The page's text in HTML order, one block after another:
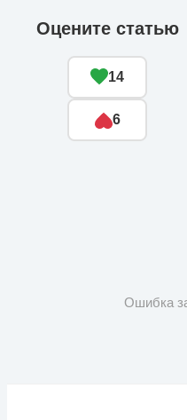
Оцените статью
14
6
Ошибка